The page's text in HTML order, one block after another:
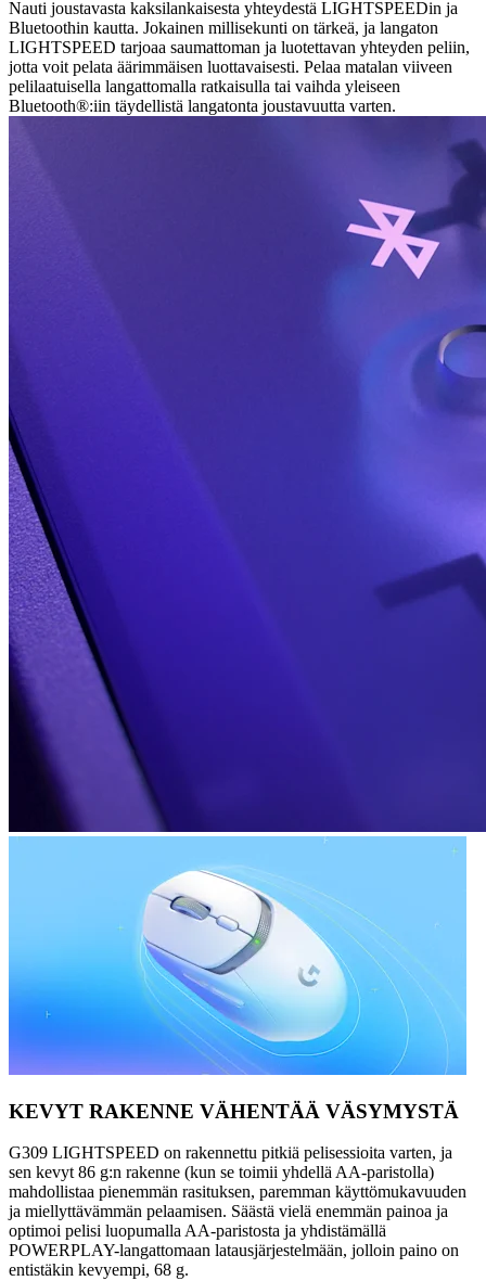
Nauti joustavasta kaksilankaisesta yhteydestä LIGHTSPEEDin ja
Bluetoothin kautta. Jokainen millisekunti on tärkeä, ja langaton
LIGHTSPEED tarjoaa saumattoman ja luotettavan yhteyden peliin,
jotta voit pelata äärimmäisen luottavaisesti. Pelaa matalan viiveen
pelilaatuisella langattomalla ratkaisulla tai vaihda yleiseen
Bluetooth®:iin täydellistä langatonta joustavuutta varten.
KEVYT RAKENNE VÄHENTÄÄ VÄSYMYSTÄ
G309 LIGHTSPEED on rakennettu pitkiä pelisessioita varten, ja
sen kevyt 86 g:n rakenne (kun se toimii yhdellä AA-paristolla)
mahdollistaa pienemmän rasituksen, paremman käyttömukavuuden
ja miellyttävämmän pelaamisen. Säästä vielä enemmän painoa ja
optimoi pelisi luopumalla AA-paristosta ja yhdistämällä
POWERPLAY-langattomaan latausjärjestelmään, jolloin paino on
entistäkin kevyempi, 68 g.